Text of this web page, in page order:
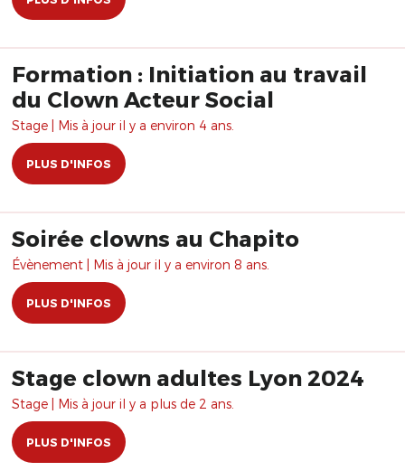
Formation : Initiation au travail
du Clown Acteur Social
Stage | Mis à jour il y a environ 4 ans.
PLUS D'INFOS
Soirée clowns au Chapito
Évènement | Mis à jour il y a environ 8 ans.
PLUS D'INFOS
Stage clown adultes Lyon 2024
Stage | Mis à jour il y a plus de 2 ans.
PLUS D'INFOS